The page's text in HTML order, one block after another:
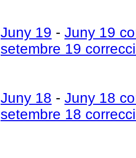
Juny 19 - Juny 19
setembre 19
Juny 18 - Juny 18
setembre 18